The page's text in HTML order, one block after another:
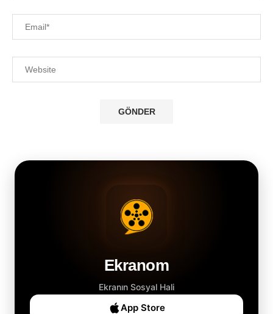
Ekranom
Ekranın Sosyal Hali
App Store